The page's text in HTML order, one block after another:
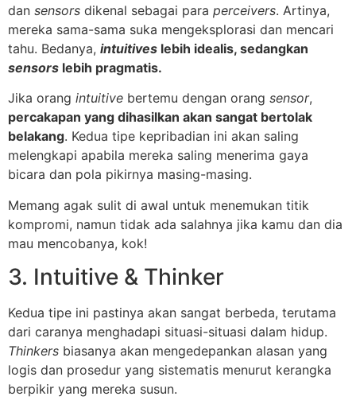
dan sensors dikenal sebagai para perceivers. Artinya,
mereka sama-sama suka mengeksplorasi dan mencari
tahu. Bedanya, intuitives lebih idealis, sedangkan
sensors lebih pragmatis.
Jika orang intuitive bertemu dengan orang sensor,
percakapan yang dihasilkan akan sangat bertolak
belakang. Kedua tipe kepribadian ini akan saling
melengkapi apabila mereka saling menerima gaya
bicara dan pola pikirnya masing-masing.
Memang agak sulit di awal untuk menemukan titik
kompromi, namun tidak ada salahnya jika kamu dan dia
mau mencobanya, kok!
3. Intuitive & Thinker
Kedua tipe ini pastinya akan sangat berbeda, terutama
dari caranya menghadapi situasi-situasi dalam hidup.
Thinkers biasanya akan mengedepankan alasan yang
logis dan prosedur yang sistematis menurut kerangka
berpikir yang mereka susun.